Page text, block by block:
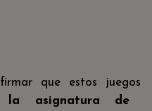
que estos juegos
asignatura de